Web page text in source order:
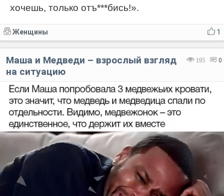
хочешь, только отъ***бись!».
1
Женщины
195 0
Маша и Медведи – взрослый взгляд
на ситуацию